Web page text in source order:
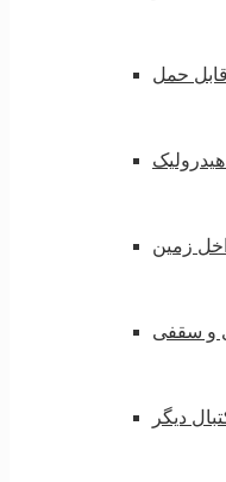
حمل
زمین
و سقفی
دیگر